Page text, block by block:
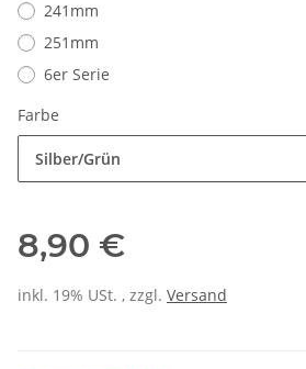
241mm
251mm
6er Serie
Farbe
Silber/Grün
8,90 €
inkl. 19% USt. , zzgl. Versand